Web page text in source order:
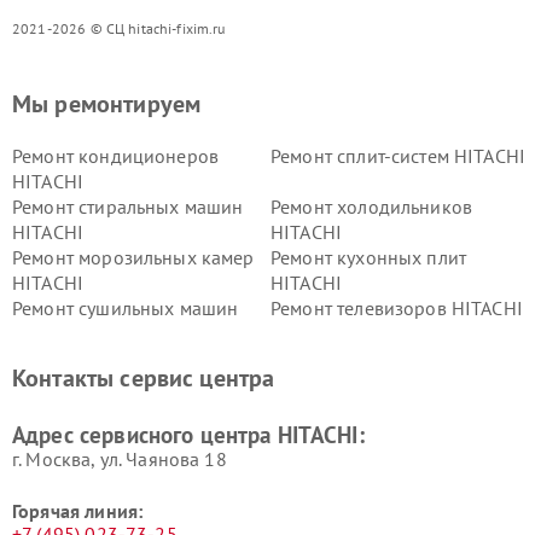
2021-2026 © СЦ hitachi-fixim.ru
Мы ремонтируем
Ремонт кондиционеров
HITACHI
Ремонт сплит-систем HITACHI
Ремонт стиральных машин
HITACHI
Ремонт холодильников
HITACHI
Ремонт морозильных камер
HITACHI
Ремонт кухонных плит
HITACHI
Ремонт сушильных машин
Ремонт телевизоров HITACHI
данных HITACHI
HITACHI
HITACHI
HITACHI
Контакты сервис центра
Адрес сервисного центра HITACHI:
г. Москва, ул. Чаянова 18
Горячая линия: